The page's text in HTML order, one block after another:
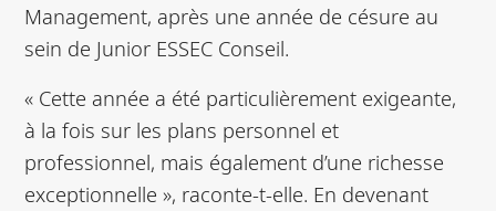
Management, après une année de césure au
sein de Junior ESSEC Conseil.
« Cette année a été particulièrement exigeante,
à la fois sur les plans personnel et
professionnel, mais également d’une richesse
exceptionnelle », raconte-t-elle. En devenant